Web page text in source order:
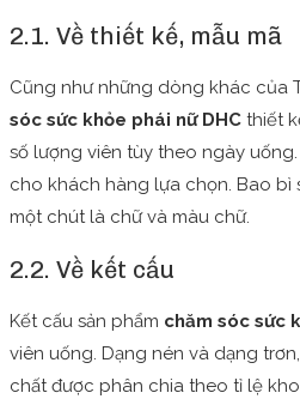
2.1. Về thiết kế, mẫu mã
Cũng như những dòng khác của
sóc sức khỏe phái nữ DHC thiết
số lượng viên tùy theo ngày
cho khách hàng lựa chọn. Bao bì
một chút là chữ và màu chữ.
2.2. Về kết cấu
Kết cấu sản phẩm chăm sóc sức
viên uống. Dạng nén và dạng
chất được phân chia theo tỉ lệ